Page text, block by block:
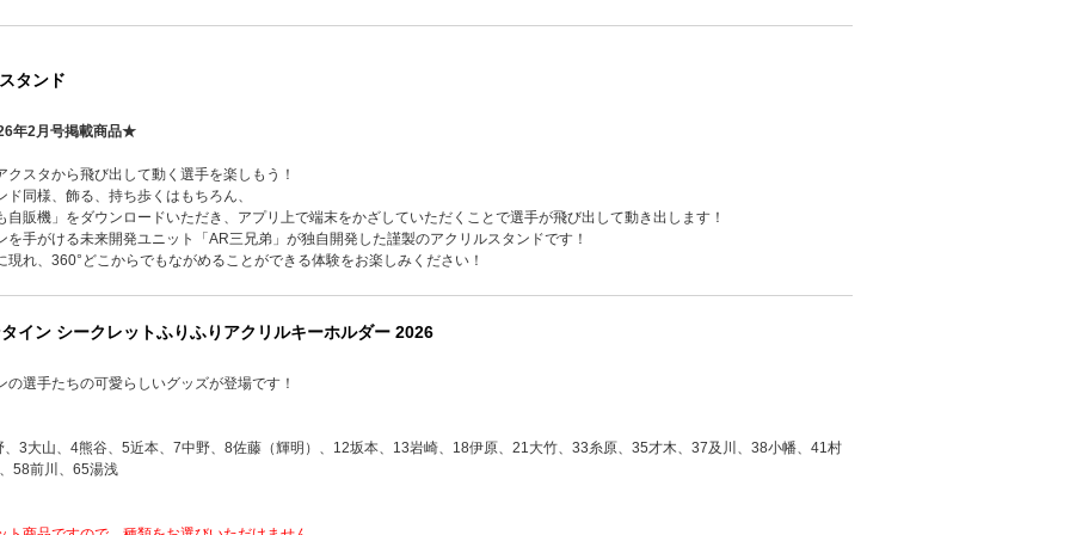
タンド
年2月号掲載商品★
クスタから飛び出して動く選手を楽しもう！
同様、飾る、持ち歩くはもちろん、
自販機」をダウンロードいただき、アプリ上で端末をかざしていただくことで選手が飛び出して動き出します！
を手がける未来開発ユニット「AR三兄弟」が独自開発した謹製のアクリルスタンドです！
現れ、360°どこからでもながめることができる体験をお楽しみください！
イン シークレットふりふりアクリルキーホルダー 2026
の選手たちの可愛らしいグッズが登場です！
3大山、4熊谷、5近本、7中野、8佐藤（輝明）、12坂本、13岩崎、18伊原、21大竹、33糸原、35才木、37及川、38小幡、41村
58前川、65湯浅